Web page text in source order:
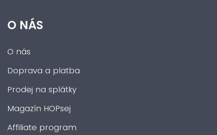
O NÁS
O nás
Doprava a platba
Prodej na splátky
Magazín HOPsej
Affiliate program